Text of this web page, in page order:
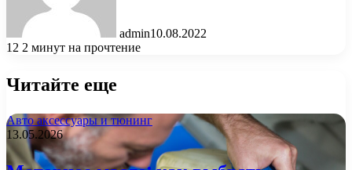
admin10.08.2022
12 2 минут на прочтение
Читайте еще
Авто аксессуары и тюнинг
13.05.2026